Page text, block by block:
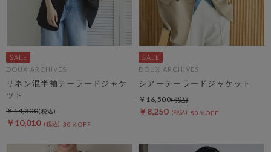
DOUX ARCHIVES
リネン混半袖テーラードジャケ
ット
￥10,010 30％OFF
￥14,300
DOUX ARCHIVES
シアーテーラードジャケット
￥8,250 50％OFF
￥16,500